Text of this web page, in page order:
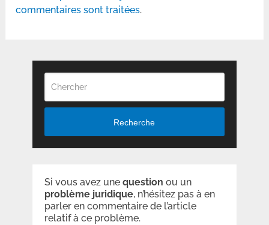
commentaires sont traitées.
Recherche
Si vous avez une question ou un
problème juridique, n’hésitez pas à en
parler en commentaire de l’article
relatif à ce problème.